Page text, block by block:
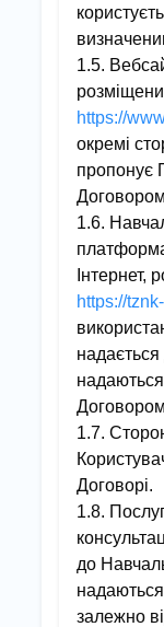
1.5.
https://
окремі
пропонує
1.6.
Інтернет,
https://
надається
1.7.
Договорі.
1.8.
до
залежно